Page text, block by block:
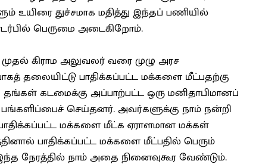
துச்சமாக மதித்து இந்தப் பணியில்
பெருமை அடைகிறோம்.
கிராம அலுவலர் வரை முழு அரச
தலையிட்டு பாதிக்கப்பட்ட மக்களை மீட்பதற்கு
கடமைக்கு அப்பாற்பட்ட ஒரு மனிதாபிமானப்
செய்தனர். அவர்களுக்கு நாம் நன்றி
மக்களை மீட்க ஏராளமான மக்கள்
பாதிக்கப்பட்ட மக்களை மீட்பதில் பெரும்
நேரத்தில் நாம் அதை நினைவுகூர வேண்டும்.